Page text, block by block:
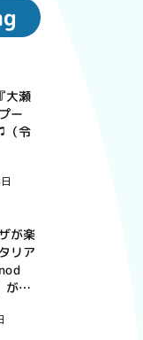
大瀬
ー
（令
が楽
リア
が西